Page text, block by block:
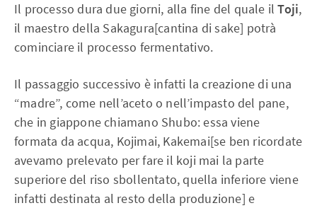
Il processo dura due giorni, alla fine del quale ilToji,
il maestro della Sakagura[cantina di sake] potrà
cominciare il processo fermentativo.
Il passaggio successivo è infatti la creazione di una
“madre”, come nell’aceto o nell’impasto del pane,
che in giappone chiamano Shubo: essa viene
formata da acqua, Kojimai, Kakemai[se ben ricordate
avevamo prelevato per fare il koji mai la parte
superiore del riso sbollentato, quella inferiore viene
infatti destinata al resto della produzione] e